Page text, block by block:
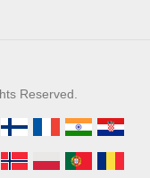
Reserved.